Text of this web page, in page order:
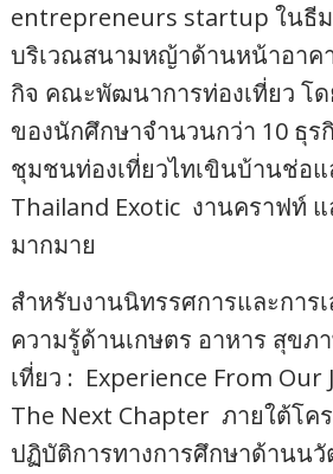
entrepreneurs startup ในธี
บริเวณสนามหญ้าด้านหน้าอาค
กิจ คณะพัฒนาการท่องเที่ยว โ
ของนักศึกษาจำนวนกว่า 10 ธุ
ชุมชนท่องเที่ยวไทเขินบ้านช่อ
Thailand Exotic งานคราฟท์
มากมาย
สำหรับงานนิทรรศการและการ
ความรู้ด้านเกษตร อาหาร สุขภ
เที่ยว : Experience From Our
The Next Chapter ภายใต้โค
ปฏิบัติการทางการศึกษาด้านนวั